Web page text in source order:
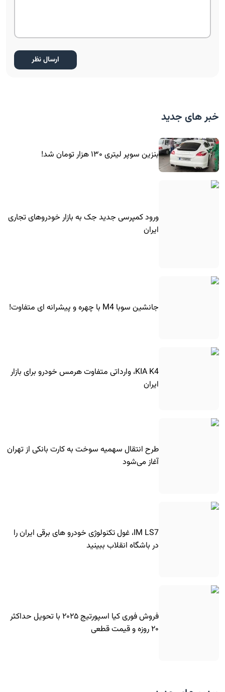
خبر های جدید
بنزین سوپر لیتری ۱۳۰ هزار تومان شد!
ورود کمپرسی جدید جک به بازار خودروهای تجاری
ایران
جانشین سوبا M4 با چهره و پیشرانه ای متفاوت!
KIA K4، وارداتی متفاوت هرمس خودرو برای بازار
ایران
طرح انتقال سهمیه سوخت به کارت بانکی از تهران
آغاز می‌شود
IM LS7، غول تکنولوژی خودرو های برقی ایران را
در باشگاه انقلاب ببینید
فروش فوری کیا اسپورتیج ۲۰۲۵ با تحویل حداکثر
۲۰ روزه و قیمت قطعی